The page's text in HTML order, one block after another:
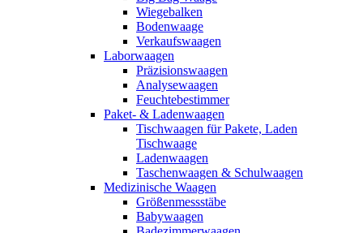
Wiegebalken
Bodenwaage
Verkaufswaagen
Laborwaagen
Präzisionswaagen
Analysewaagen
Feuchtebestimmer
Paket- & Ladenwaagen
Tischwaagen für Pakete, Laden
Tischwaage
Ladenwaagen
Taschenwaagen & Schulwaagen
Medizinische Waagen
Größenmessstäbe
Babywaagen